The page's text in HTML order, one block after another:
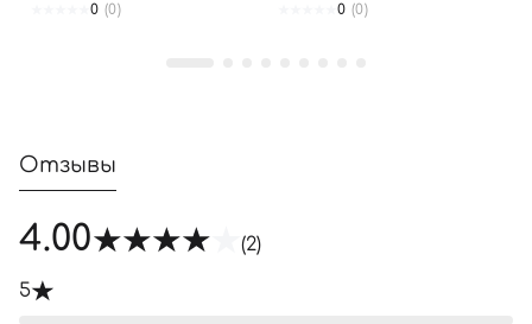
0 (0)
0 (0)
Отзывы
4.00 (2)
5